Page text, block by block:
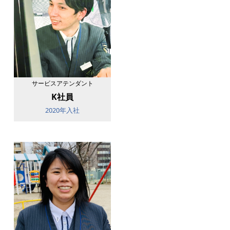
サービスアテンダント
K社員
2020年入社